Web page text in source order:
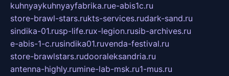
kuhnyaykuhnyayfabrika.rue-abis1c.ru
store-brawl-stars.rukts-services.rudark-sand.ru
sindika-01.rusp-life.rux-legion.rusib-archives.ru
e-abis-1-c.rusindika01.ruvenda-festival.ru
store-brawlstars.rudooraleksandria.ru
antenna-highly.rumine-lab-msk.ru1-mus.ru